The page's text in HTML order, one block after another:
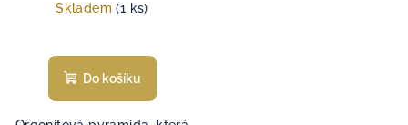
Skladem(1 ks)
Do košíku